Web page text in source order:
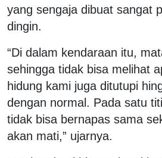
yang sengaja dibuat sangat
dingin.
“Di dalam kendaraan itu,
sehingga tidak bisa melihat
hidung kami juga ditutupi
dengan normal. Pada satu
tidak bisa bernapas sama
akan mati,” ujarnya.